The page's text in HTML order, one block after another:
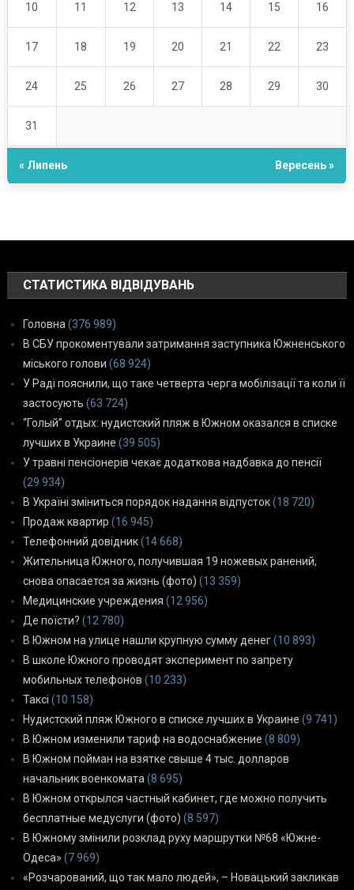
10 11 12 13 14 15 16
17 18 19 20 21 22 23
24 25 26 27 28 29 30
31
« Липень Вересень »
СТАТИСТИКА ВІДВІДУВАНЬ
Головна(376 989)
В СБУ прокоментували затримання заступника Южненського
міського голови (68 924)
У Раді пояснили, що таке четверта черга мобілізації та коли її
застосують (63 724)
“Голый” отдых: нудистский пляж в Южном оказался в списке
лучших в Украине (39 505)
У травні пенсіонерів чекає додаткова надбавка до пенсії
(29 934)
В Україні зміниться порядок надання відпусток(18 720)
Продаж квартир (16 945)
Телефонний довідник(14 668)
Жительница Южного, получившая 19 ножевых ранений,
снова опасается за жизнь (фото) (13 359)
Медицинские учреждения (12 956)
Де поїсти? (12 780)
В Южном на улице нашли крупную сумму денег(10 893)
В школе Южного проводят эксперимент по запрету
мобильных телефонов (10 233)
Таксі (10 158)
Нудистский пляж Южного в списке лучших в Украине (9 741)
В Южном изменили тариф на водоснабжение (8 809)
В Южном пойман на взятке свыше 4 тыс. долларов
начальник военкомата(8 695)
В Южном открылся частный кабинет, где можно получить
бесплатные медуслуги (фото) (8 597)
В Южному змінили розклад руху маршрутки №68 «Южне-
Одеса» (7 969)
«Розчарований, що так мало людей», – Новацький закликав